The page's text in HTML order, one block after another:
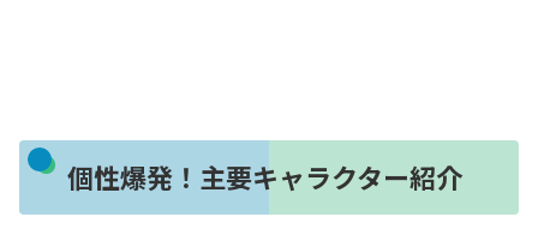
個性爆発！主要キャラクター紹介